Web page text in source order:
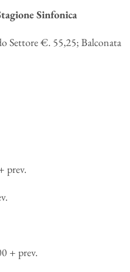
Sinfonica
Settore €. 55,25; Balconata
prev.
+ prev.